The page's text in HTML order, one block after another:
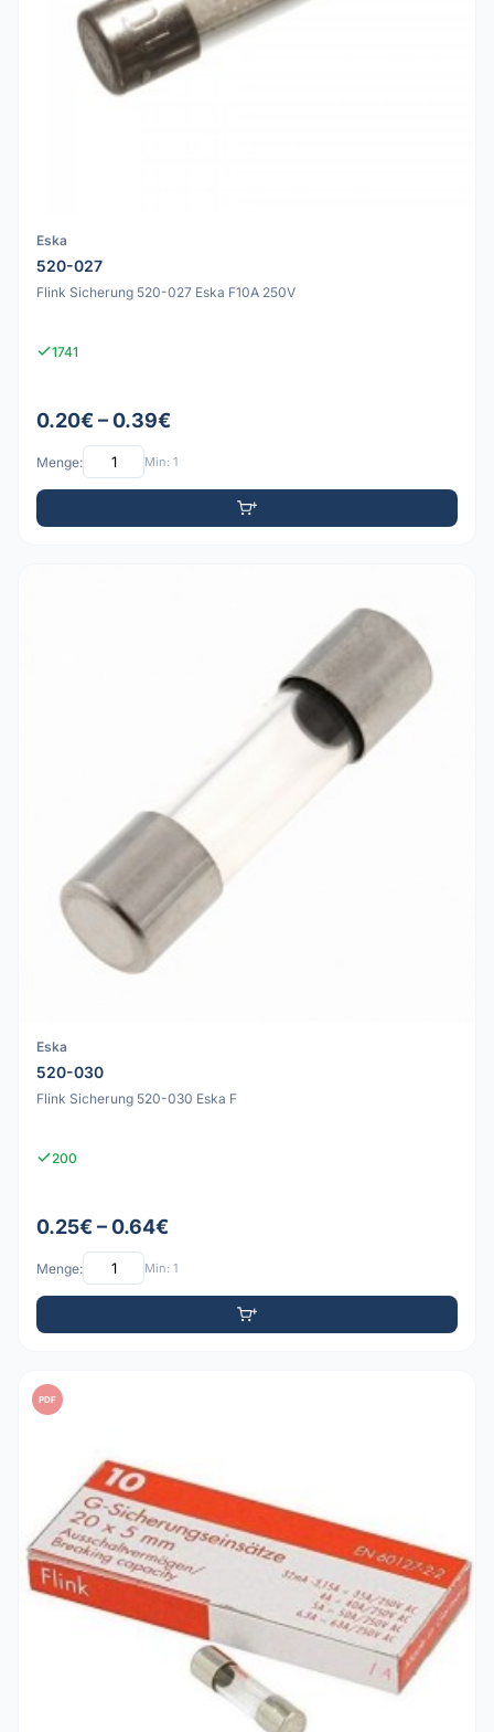
Eska
520-027
Flink Sicherung 520-027 Eska F10A 250V
1741
0.20€ – 0.39€
Menge: Min: 1
Eska
520-030
Flink Sicherung 520-030 Eska F
200
0.25€ – 0.64€
Menge: Min: 1
PDF